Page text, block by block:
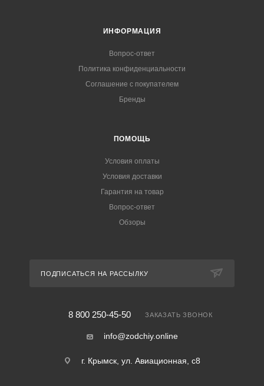
ИНФОРМАЦИЯ
Вопрос-ответ
Политика конфиденциальности
Соглашение с покупателем
Бренды
ПОМОЩЬ
Условия оплаты
Условия доставки
Гарантия на товар
Вопрос-ответ
Обзоры
ПОДПИСАТЬСЯ НА РАССЫЛКУ
8 800 250-45-50 ЗАКАЗАТЬ ЗВОНОК
info@zodchiy.online
г. Крымск, ул. Авиационная, с8